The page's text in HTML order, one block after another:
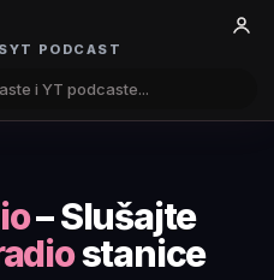
YT PODCAST
– Slušajte
stanice